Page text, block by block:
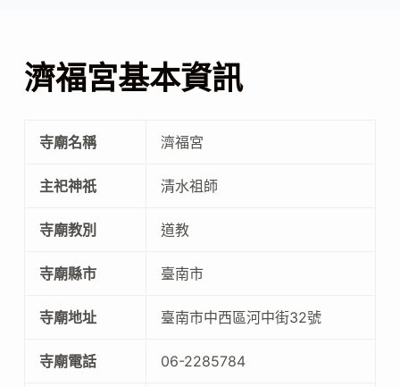
濟福宮基本資訊
寺廟名稱 濟福宮
主祀神祇 清水祖師
寺廟教別 道教
寺廟縣市 臺南市
寺廟地址 臺南市中西區河中街32號
寺廟電話 06-2285784